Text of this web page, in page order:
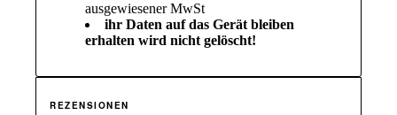
ausgewiesener MwSt
ihr Daten auf das Gerät bleiben
erhalten wird nicht gelöscht!
REZENSIONEN